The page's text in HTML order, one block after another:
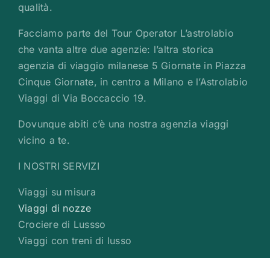
qualità.
Facciamo parte del Tour Operator L’astrolabio
che vanta altre due agenzie: l’altra storica
agenzia di viaggio milanese 5 Giornate in Piazza
Cinque Giornate, in centro a Milano e l’Astrolabio
Viaggi di Via Boccaccio 19.
Dovunque abiti c’è una nostra agenzia viaggi
vicino a te.
I NOSTRI SERVIZI
Viaggi su misura
Viaggi di nozze
Crociere di Lussso
Viaggi con treni di lusso